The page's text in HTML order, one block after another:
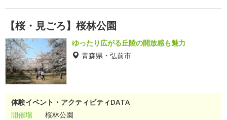
【桜・見ごろ】桜林公園
ゆったり広がる丘陵の開放感も魅力
青森県・弘前市
体験イベント・アクティビティDATA
開催場
桜林公園